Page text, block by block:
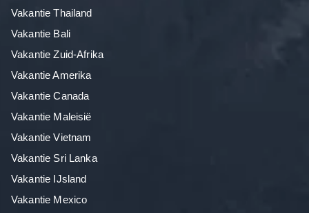
Vakantie Thailand
Vakantie Bali
Vakantie Zuid-Afrika
Vakantie Amerika
Vakantie Canada
Vakantie Maleisië
Vakantie Vietnam
Vakantie Sri Lanka
Vakantie IJsland
Vakantie Mexico